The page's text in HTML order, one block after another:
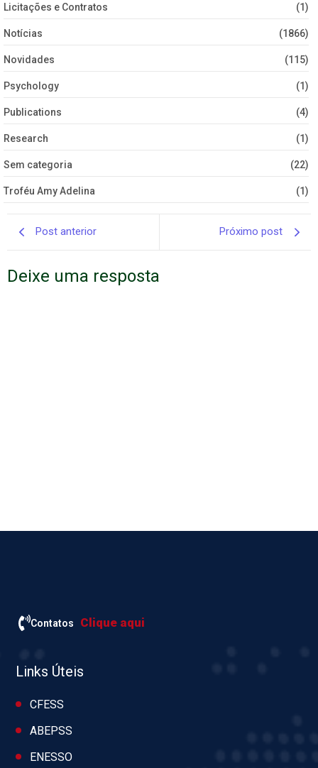
Licitações e Contratos (1)
Notícias (1866)
Novidades (115)
Psychology (1)
Publications (4)
Research (1)
Sem categoria (22)
Troféu Amy Adelina (1)
Post anterior Próximo post
Deixe uma resposta
Contatos Clique aqui
Links Úteis
CFESS
ABEPSS
ENESSO